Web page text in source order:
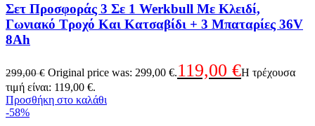
Σετ Προσφοράς 3 Σε 1 Werkbull Με Κλειδί,
Γωνιακό Τροχό Και Κατσαβίδι + 3 Μπαταρίες 36V
8Ah
299,00€ Original price was: 299,00 €.119,00 €Η τρέχουσα
τιμή είναι: 119,00 €.
Προσθήκη στο καλάθι
-58%